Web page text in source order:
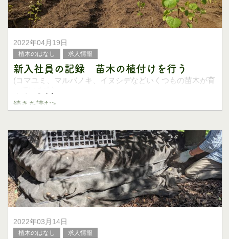
2022年04月19日
植木のはなし 求人情報
新入社員の記録 苗木の植付けを行う
(コマユミ、マルバノキ、イヌシデなどいくつもの苗木が育
こんにちは、国分農園の野田です。
る日々が続いていますね。
汗をかく季節は、木
続きを読む>
2022年03月14日
植木のはなし 求人情報